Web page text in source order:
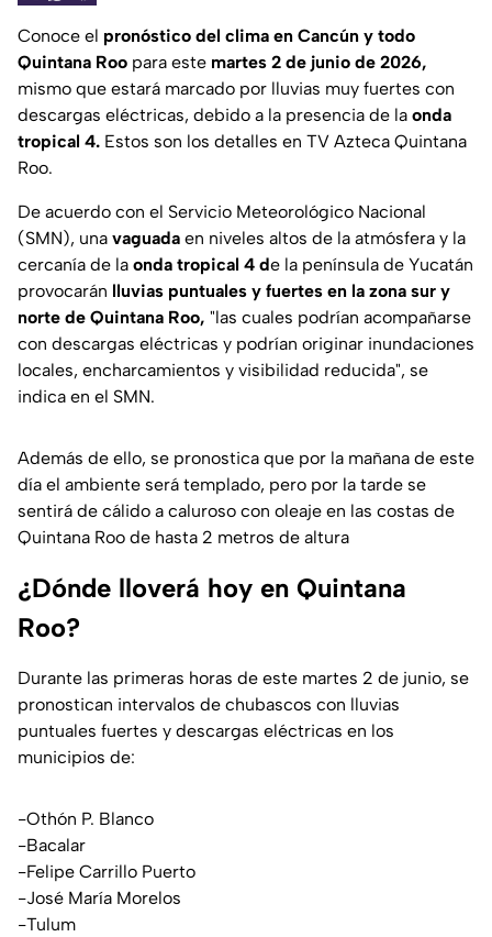
Conoce el pronóstico del clima en Cancún y todo
Quintana Roo para este martes 2 de junio de 2026,
mismo que estará marcado por lluvias muy fuertes con
descargas eléctricas, debido a la presencia de la onda
tropical 4. Estos son los detalles en TV Azteca Quintana
Roo.
De acuerdo con el Servicio Meteorológico Nacional
(SMN), una vaguada en niveles altos de la atmósfera y la
cercanía de la onda tropical 4 de la península de Yucatán
provocarán lluvias puntuales y fuertes en la zona sur y
norte de Quintana Roo, "las cuales podrían acompañarse
con descargas eléctricas y podrían originar inundaciones
locales, encharcamientos y visibilidad reducida", se
indica en el SMN.
Además de ello, se pronostica que por la mañana de este
día el ambiente será templado, pero por la tarde se
sentirá de cálido a caluroso con oleaje en las costas de
Quintana Roo de hasta 2 metros de altura
¿Dónde lloverá hoy en Quintana
Roo?
Durante las primeras horas de este martes 2 de junio, se
pronostican intervalos de chubascos con lluvias
puntuales fuertes y descargas eléctricas en los
municipios de:
-Othón P. Blanco
-Bacalar
-Felipe Carrillo Puerto
-José María Morelos
-Tulum